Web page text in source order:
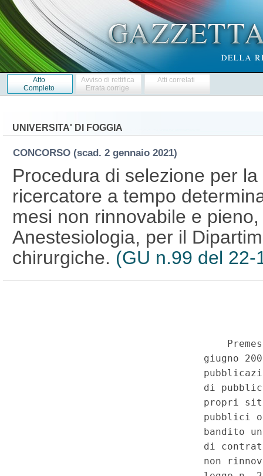
Atto
Completo
Avviso di rettifica
Errata corrige
Atti correlati
UNIVERSITA' DI FOGGIA
CONCORSO (scad. 2 gennaio 2021)
Procedura di selezione per
ricercatore a tempo
mesi non rinnovabile e
Anestesiologia, per il
chirurgiche. (GU n.99 del 22-